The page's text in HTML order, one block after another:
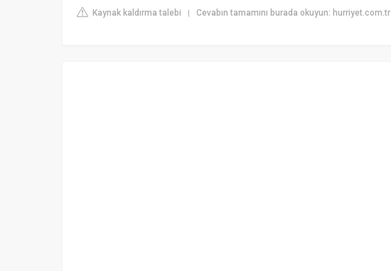
Kaynak kaldırma talebi | Cevabın tamamını burada okuyun: hurriyet.com.tr